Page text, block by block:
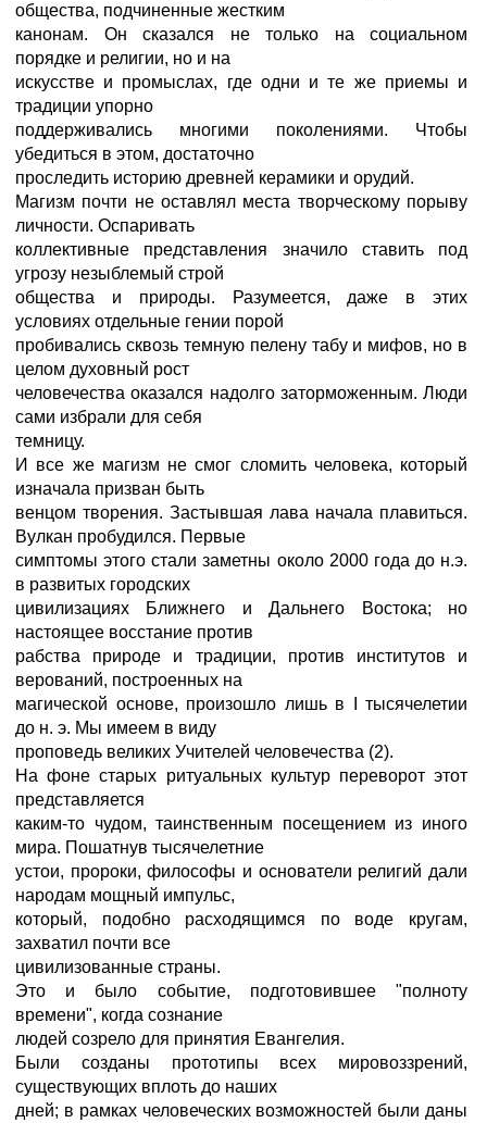
общества, подчиненные жестким
канонам. Он сказался не только на социальном
порядке и религии, но и на
искусстве и промыслах, где одни и те же приемы и
традиции упорно
поддерживались многими поколениями. Чтобы
убедиться в этом, достаточно
проследить историю древней керамики и орудий.
Магизм почти не оставлял места творческому порыву
личности. Оспаривать
коллективные представления значило ставить под
угрозу незыблемый строй
общества и природы. Разумеется, даже в этих
условиях отдельные гении порой
пробивались сквозь темную пелену табу и мифов, но в
целом духовный рост
человечества оказался надолго заторможенным. Люди
сами избрали для себя
темницу.
И все же магизм не смог сломить человека, который
изначала призван быть
венцом творения. Застывшая лава начала плавиться.
Вулкан пробудился. Первые
симптомы этого стали заметны около 2000 года до н.э.
в развитых городских
цивилизациях Ближнего и Дальнего Востока; но
настоящее восстание против
рабства природе и традиции, против институтов и
верований, построенных на
магической основе, произошло лишь в I тысячелетии
до н. э. Мы имеем в виду
проповедь великих Учителей человечества (2).
На фоне старых ритуальных культур переворот этот
представляется
каким-то чудом, таинственным посещением из иного
мира. Пошатнув тысячелетние
устои, пророки, философы и основатели религий дали
народам мощный импульс,
который, подобно расходящимся по воде кругам,
захватил почти все
цивилизованные страны.
Это и было событие, подготовившее "полноту
времени", когда сознание
людей созрело для принятия Евангелия.
Были созданы прототипы всех мировоззрений,
существующих вплоть до наших
дней; в рамках человеческих возможностей были даны